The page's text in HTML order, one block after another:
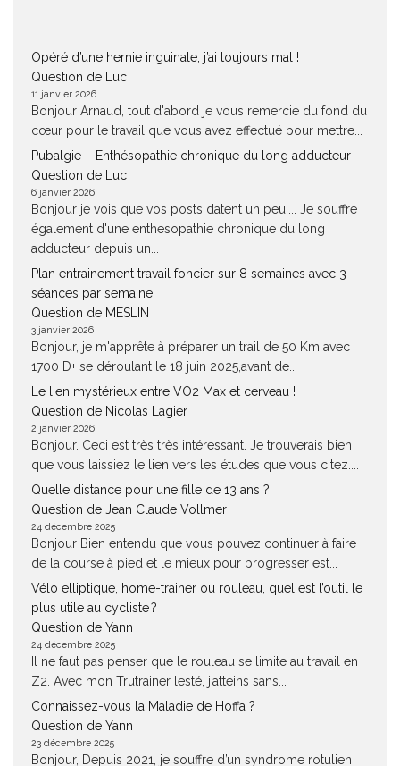
Opéré d’une hernie inguinale, j’ai toujours mal !
Question de Luc
11 janvier 2026
Bonjour Arnaud, tout d'abord je vous remercie du fond du
cœur pour le travail que vous avez effectué pour mettre...
Pubalgie – Enthésopathie chronique du long adducteur
Question de Luc
6 janvier 2026
Bonjour je vois que vos posts datent un peu.... Je souffre
également d'une enthesopathie chronique du long
adducteur depuis un...
Plan entrainement travail foncier sur 8 semaines avec 3
séances par semaine
Question de MESLIN
3 janvier 2026
Bonjour, je m'apprête à préparer un trail de 50 Km avec
1700 D+ se déroulant le 18 juin 2025,avant de...
Le lien mystérieux entre VO2 Max et cerveau !
Question de Nicolas Lagier
2 janvier 2026
Bonjour. Ceci est très très intéressant. Je trouverais bien
que vous laissiez le lien vers les études que vous citez....
Quelle distance pour une fille de 13 ans ?
Question de Jean Claude Vollmer
24 décembre 2025
Bonjour Bien entendu que vous pouvez continuer à faire
de la course à pied et le mieux pour progresser est...
Vélo elliptique, home-trainer ou rouleau, quel est l’outil le
plus utile au cycliste ?
Question de Yann
24 décembre 2025
Il ne faut pas penser que le rouleau se limite au travail en
Z2. Avec mon Trutrainer lesté, j’atteins sans...
Connaissez-vous la Maladie de Hoffa ?
Question de Yann
23 décembre 2025
Bonjour, Depuis 2021, je souffre d’un syndrome rotulien